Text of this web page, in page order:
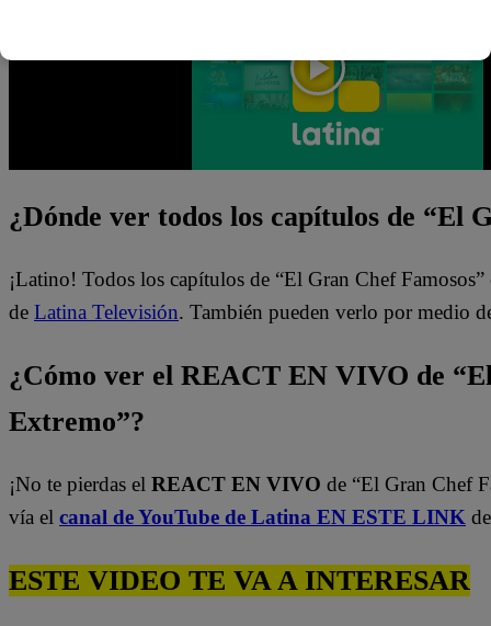
¿Dónde ver todos los capítulos de “El
¡Latino! Todos los capítulos de “El Gran Chef
de Latina Televisión. También pueden verlo por medio
¿Cómo ver el REACT EN VIVO de
Extremo”?
¡No te pierdas el REACT EN VIVO de “El Gran Chef
vía el canal de YouTube de Latina EN ESTE LINK
ESTE VIDEO TE VA A INTERESAR